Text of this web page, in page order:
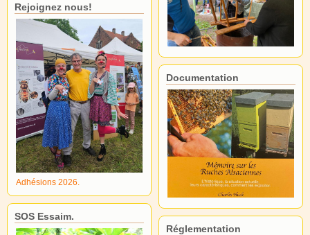
Rejoignez nous!
Adhésions 2026.
SOS Essaim.
Documentation
Réglementation